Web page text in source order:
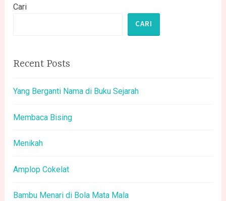
Cari
CARI
Recent Posts
Yang Berganti Nama di Buku Sejarah
Membaca Bising
Menikah
Amplop Cokelat
Bambu Menari di Bola Mata Mala